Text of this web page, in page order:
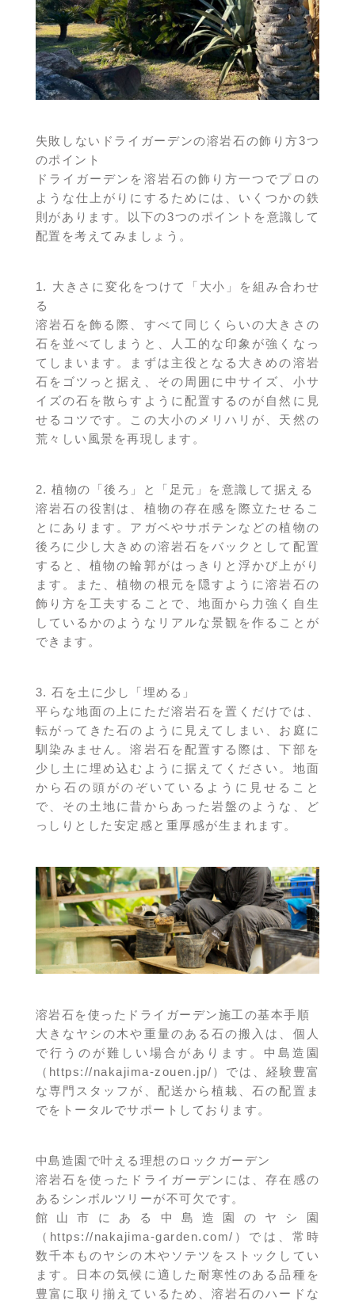
失敗しないドライガーデンの溶岩石の飾り方3つ
のポイント
ドライガーデンを溶岩石の飾り方一つでプロの
ような仕上がりにするためには、いくつかの鉄
則があります。以下の3つのポイントを意識して
配置を考えてみましょう。
1. 大きさに変化をつけて「大小」を組み合わせ
る
溶岩石を飾る際、すべて同じくらいの大きさの
石を並べてしまうと、人工的な印象が強くなっ
てしまいます。まずは主役となる大きめの溶岩
石をゴツっと据え、その周囲に中サイズ、小サ
イズの石を散らすように配置するのが自然に見
せるコツです。この大小のメリハリが、天然の
荒々しい風景を再現します。
2. 植物の「後ろ」と「足元」を意識して据える
溶岩石の役割は、植物の存在感を際立たせるこ
とにあります。アガベやサボテンなどの植物の
後ろに少し大きめの溶岩石をバックとして配置
すると、植物の輪郭がはっきりと浮かび上がり
ます。また、植物の根元を隠すように溶岩石の
飾り方を工夫することで、地面から力強く自生
しているかのようなリアルな景観を作ることが
できます。
3. 石を土に少し「埋める」
平らな地面の上にただ溶岩石を置くだけでは、
転がってきた石のように見えてしまい、お庭に
馴染みません。溶岩石を配置する際は、下部を
少し土に埋め込むように据えてください。地面
から石の頭がのぞいているように見せること
で、その土地に昔からあった岩盤のような、ど
っしりとした安定感と重厚感が生まれます。
溶岩石を使ったドライガーデン施工の基本手順
大きなヤシの木や重量のある石の搬入は、個人
で行うのが難しい場合があります。中島造園
（ https://nakajima-zouen.jp/ ）では、経験豊富
な専門スタッフが、配送から植栽、石の配置ま
でをトータルでサポートしております。
中島造園で叶える理想のロックガーデン
溶岩石を使ったドライガーデンには、存在感の
あるシンボルツリーが不可欠です。
館山市にある中島造園のヤシ園
（ https://nakajima-garden.com/ ）では、常時
数千本ものヤシの木やソテツをストックしてい
ます。日本の気候に適した耐寒性のある品種を
豊富に取り揃えているため、溶岩石のハードな